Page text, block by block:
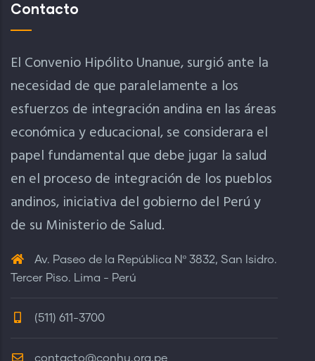
Contacto
El Convenio Hipólito Unanue, surgió ante la
necesidad de que paralelamente a los
esfuerzos de integración andina en las áreas
económica y educacional, se considerara el
papel fundamental que debe jugar la salud
en el proceso de integración de los pueblos
andinos, iniciativa del gobierno del Perú y
de su Ministerio de Salud.
Av. Paseo de la República Nº 3832, San Isidro.
Tercer Piso. Lima - Perú
(511) 611-3700
contacto@conhu.org.pe